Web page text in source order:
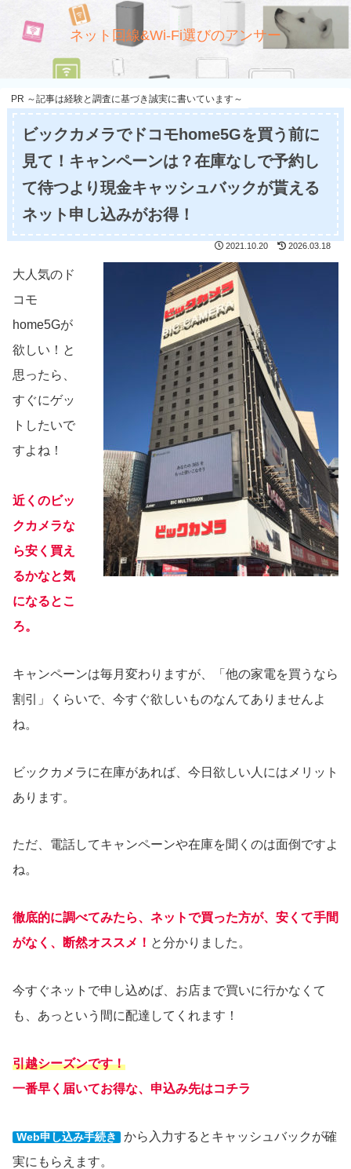
ネット回線&Wi-Fi選びのアンサー
PR ～記事は経験と調査に基づき誠実に書いています～
ビックカメラでドコモhome5Gを買う前に
見て！キャンペーンは？在庫なしで予約し
て待つより現金キャッシュバックが貰える
ネット申し込みがお得！
2021.10.20 2026.03.18
大人気のド
コモ
home5Gが
欲しい！と
思ったら、
すぐにゲッ
トしたいで
すよね！
近くのビッ
クカメラな
ら安く買え
るかなと気
になるとこ
ろ。
キャンペーンは毎月変わりますが、「他の家電を買うなら
割引」くらいで、今すぐ欲しいものなんてありませんよ
ね。
ビックカメラに在庫があれば、今日欲しい人にはメリット
あります。
ただ、電話してキャンペーンや在庫を聞くのは面倒ですよ
ね。
徹底的に調べてみたら、ネットで買った方が、安くて手間
がなく 、断然オススメ！ と分かりました。
今すぐネットで申し込めば、お店まで買いに行かなくて
も、あっという間に配達してくれます！
引越シーズンです！
一番早く届いてお得な、申込み先はコチラ
Web申し込み手続き
から入力するとキャッシュバックが確
実にもらえます。